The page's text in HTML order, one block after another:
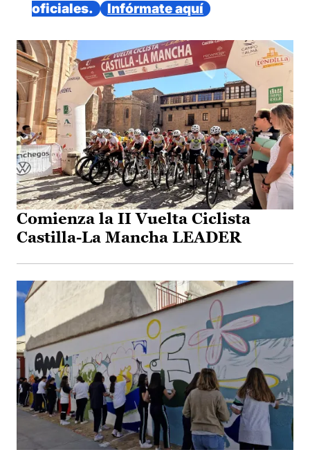
oficiales.
Infórmate aquí
Comienza la II Vuelta Ciclista
Castilla-La Mancha LEADER